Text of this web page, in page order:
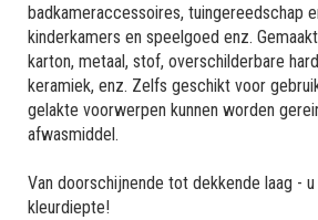
badkameraccessoires, tuingereedschap
kinderkamers en speelgoed enz.
karton, metaal, stof, overschilderbare
keramiek, enz. Zelfs geschikt voor
gelakte voorwerpen kunnen worden
afwasmiddel.
Van doorschijnende tot dekkende laag -
kleurdiepte!